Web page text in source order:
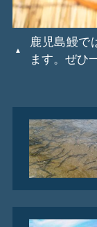
鹿児島鰻で
ます。ぜひ